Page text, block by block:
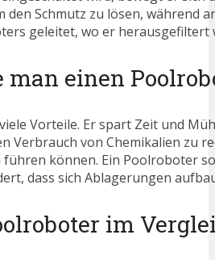
den Schmutz zu lösen, während
geleitet, wo er herausgefiltert
man einen
Vorteile. Er spart Zeit und
Verbrauch von Chemikalien zu
führen können. Ein Poolroboter
dass sich Ablagerungen
im